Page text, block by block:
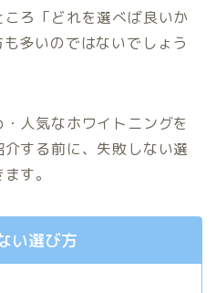
ろ「どれを選べば良いか
多いのではないでしょう
人気なホワイトニングを
する前に、失敗しない選
す。
い選び方